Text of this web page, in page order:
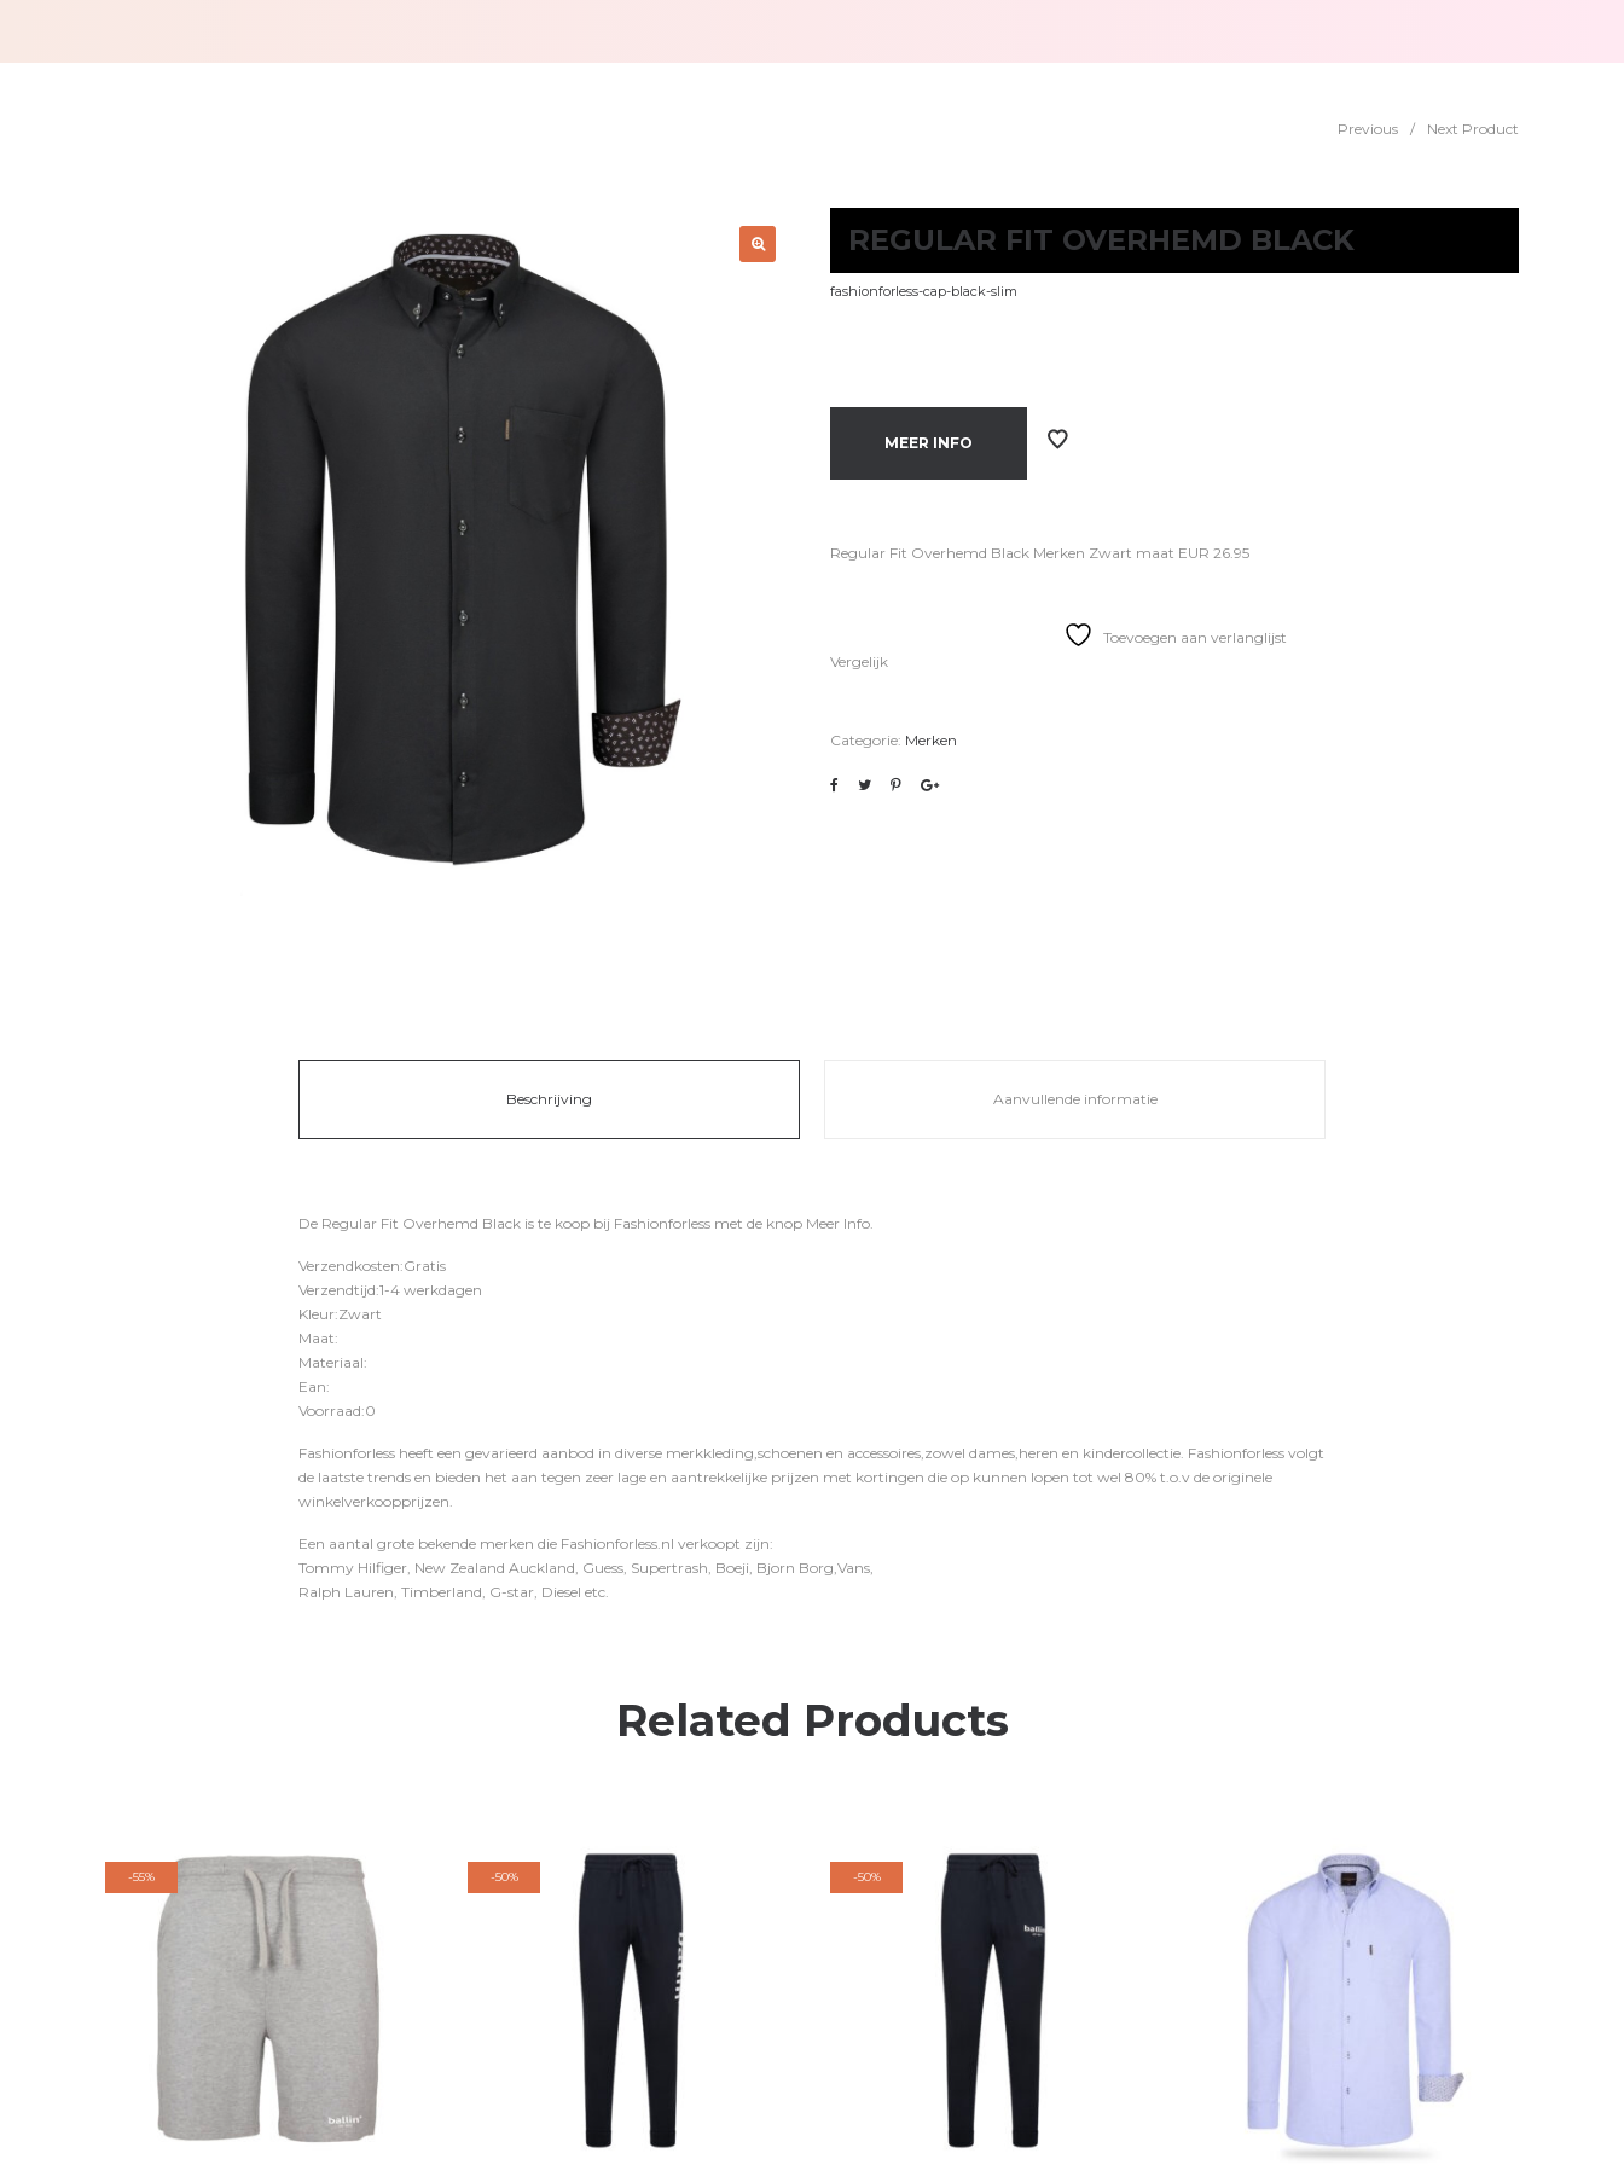
Previous / Next Product
REGULAR FIT OVERHEMD BLACK
fashionforless-cap-black-slim
MEER INFO
Regular Fit Overhemd Black Merken Zwart maat EUR 26.95
Toevoegen aan verlanglijst
Vergelijk
Categorie: Merken
Beschrijving Aanvullende informatie
De Regular Fit Overhemd Black is te koop bij Fashionforless met de knop Meer Info.
Verzendkosten:Gratis
Verzendtijd:1-4 werkdagen
Kleur:Zwart
Maat:
Materiaal:
Ean:
Voorraad:0
Fashionforless heeft een gevarieerd aanbod in diverse merkkleding,schoenen en accessoires,zowel dames,heren en kindercollectie. Fashionforless volgt
de laatste trends en bieden het aan tegen zeer lage en aantrekkelijke prijzen met kortingen die op kunnen lopen tot wel 80% t.o.v de originele
winkelverkoopprijzen.
Een aantal grote bekende merken die Fashionforless.nl verkoopt zijn:
Tommy Hilfiger, New Zealand Auckland, Guess, Supertrash, Boeji, Bjorn Borg,Vans,
Ralph Lauren, Timberland, G-star, Diesel etc.
Related Products
-55% -50% -50%